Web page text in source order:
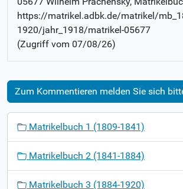
https://matrikel.adbk.de/matrikel/
1920/jahr_1918/matrikel-05677
(Zugriff vom 07/08/26)
Zum Kommentieren melden Sie sich
Matrikelbuch 1 (1809-1841)
Matrikelbuch 2 (1841-1884)
Matrikelbuch 3 (1884-1920)